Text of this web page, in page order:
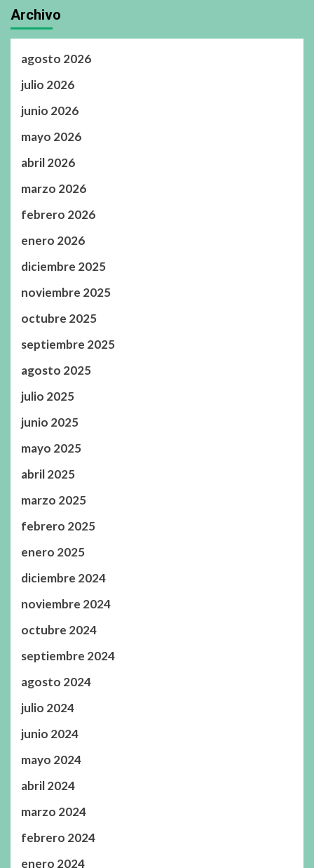
Archivo
agosto 2026
julio 2026
junio 2026
mayo 2026
abril 2026
marzo 2026
febrero 2026
enero 2026
diciembre 2025
noviembre 2025
octubre 2025
septiembre 2025
agosto 2025
julio 2025
junio 2025
mayo 2025
abril 2025
marzo 2025
febrero 2025
enero 2025
diciembre 2024
noviembre 2024
octubre 2024
septiembre 2024
agosto 2024
julio 2024
junio 2024
mayo 2024
abril 2024
marzo 2024
febrero 2024
enero 2024